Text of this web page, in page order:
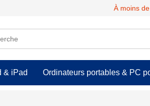
À moins
& iPad Ordinateurs portables & PC